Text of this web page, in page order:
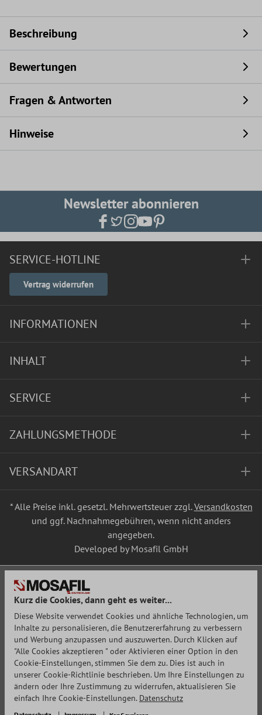
Beschreibung
Bewertungen
Fragen & Antworten
Hinweise
Newsletter abonnieren
SERVICE-HOTLINE
Vertrag widerrufen
INFORMATIONEN
INHALT
SERVICE
ZAHLUNGSMETHODE
VERSANDART
* Alle Preise inkl. gesetzl. Mehrwertsteuer zzgl.Versandkosten
und ggf. Nachnahmegebühren, wenn nicht anders
angegeben.
Developed by Mosafil GmbH
Kurz die Cookies, dann geht es weiter...
Diese Website verwendet Cookies und ähnliche Technologien, um
Inhalte zu personalisieren, die Benutzererfahrung zu verbessern
und Werbung anzupassen und auszuwerten. Durch Klicken auf
"Alle Cookies akzeptieren " oder Aktivieren einer Option in den
Cookie-Einstellungen, stimmen Sie dem zu. Dies ist auch in
unserer Cookie-Richtlinie beschrieben. Um Ihre Einstellungen zu
ändern oder Ihre Zustimmung zu widerrufen, aktualisieren Sie
einfach Ihre Cookie-Einstellungen. Datenschutz